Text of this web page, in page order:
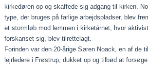
kirkedøren op og skaffede sig adgang til kirken.
type, der bruges på farlige arbejdspladser, blev
et stormløb mod lemmen i kirketårnet, hvor
forskanset sig, blev tilrettelagt.
Forinden var den 20-årige Søren Noack, en af de
lejrledere i Frøstrup, dukket op og tilbød at